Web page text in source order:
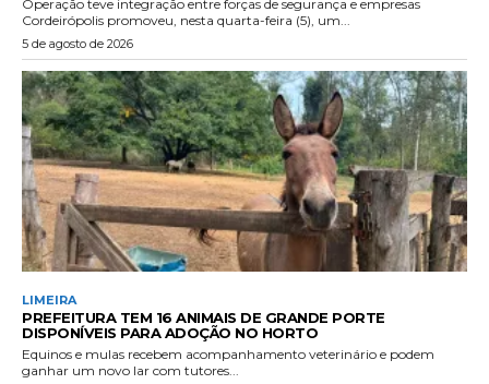
Operação teve integração entre forças de segurança e empresas
Cordeirópolis promoveu, nesta quarta-feira (5), um...
5 de agosto de 2026
LIMEIRA
PREFEITURA TEM 16 ANIMAIS DE GRANDE PORTE
DISPONÍVEIS PARA ADOÇÃO NO HORTO
Equinos e mulas recebem acompanhamento veterinário e podem
ganhar um novo lar com tutores...